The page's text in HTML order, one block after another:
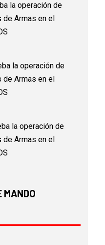
la operación de
Armas en el
la operación de
Armas en el
la operación de
Armas en el
MANDO